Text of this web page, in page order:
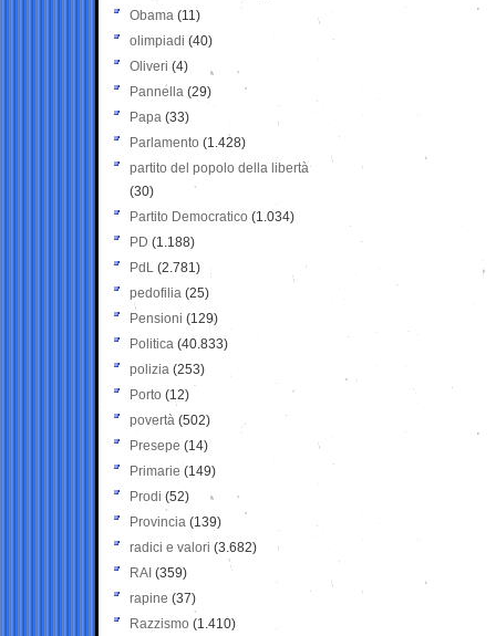
Obama (11)
olimpiadi (40)
Oliveri (4)
Pannella (29)
Papa (33)
Parlamento (1.428)
partito del popolo della libertà
(30)
Partito Democratico (1.034)
PD (1.188)
PdL (2.781)
pedofilia (25)
Pensioni (129)
Politica (40.833)
polizia (253)
Porto (12)
povertà (502)
Presepe (14)
Primarie (149)
Prodi (52)
Provincia (139)
radici e valori (3.682)
RAI (359)
rapine (37)
Razzismo (1.410)